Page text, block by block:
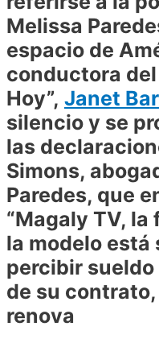
Melissa
espacio de
conductora
Hoy”, Janet
silencio y se
las
Simons,
Paredes, que
“Magaly TV, la
la modelo está
percibir sueldo
de su
renova